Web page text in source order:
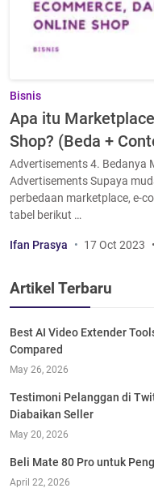
Bisnis
Apa itu
Shop? (Beda +
Advertisements 4. Bedanya
Advertisements Supaya
perbedaan marketplace, e-
tabel berikut …
Ifan Prasya 17 Oct 2023
Artikel Terbaru
Best AI Video Extender
Compared
May 26, 2026
Testimoni Pelanggan di
Diabaikan Seller
May 20, 2026
Beli Mate 80 Pro untuk
April 22, 2026